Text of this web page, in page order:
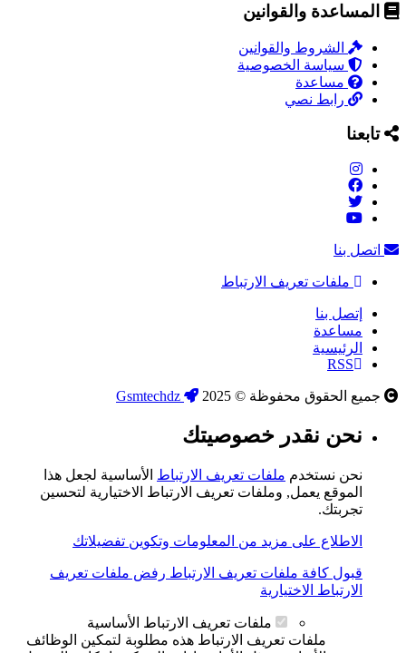
المساعدة والقوانين
الشروط والقوانين
سياسة الخصوصية
مساعدة
رابط نصي
تابعنا
اتصل بنا
ملفات تعريف الارتباط
إتصل بنا
مساعدة
الرئيسية
RSS
جميع الحقوق محفوظة © 2025
نحن نقدر خصوصيتك
نحن نستخدم ملفات تعريف الارتباط الأساسية لجعل هذا
الموقع يعمل, وملفات تعريف الارتباط الاختيارية لتحسين
تجربتك.
الاطلاع على مزيد من المعلومات وتكوين تفضيلاتك
قبول كافة ملفات تعريف الارتباط رفض ملفات تعريف
الارتباط الاختيارية
ملفات تعريف الارتباط الأساسية
ملفات تعريف الارتباط هذه مطلوبة لتمكين الوظائف